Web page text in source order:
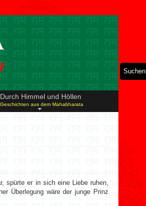
Durch Himmel und Höllen
Geschichten aus dem Mahabharata
spürte er in sich eine Liebe ruhen,
Überlegung wäre der junge Prinz
Suchen